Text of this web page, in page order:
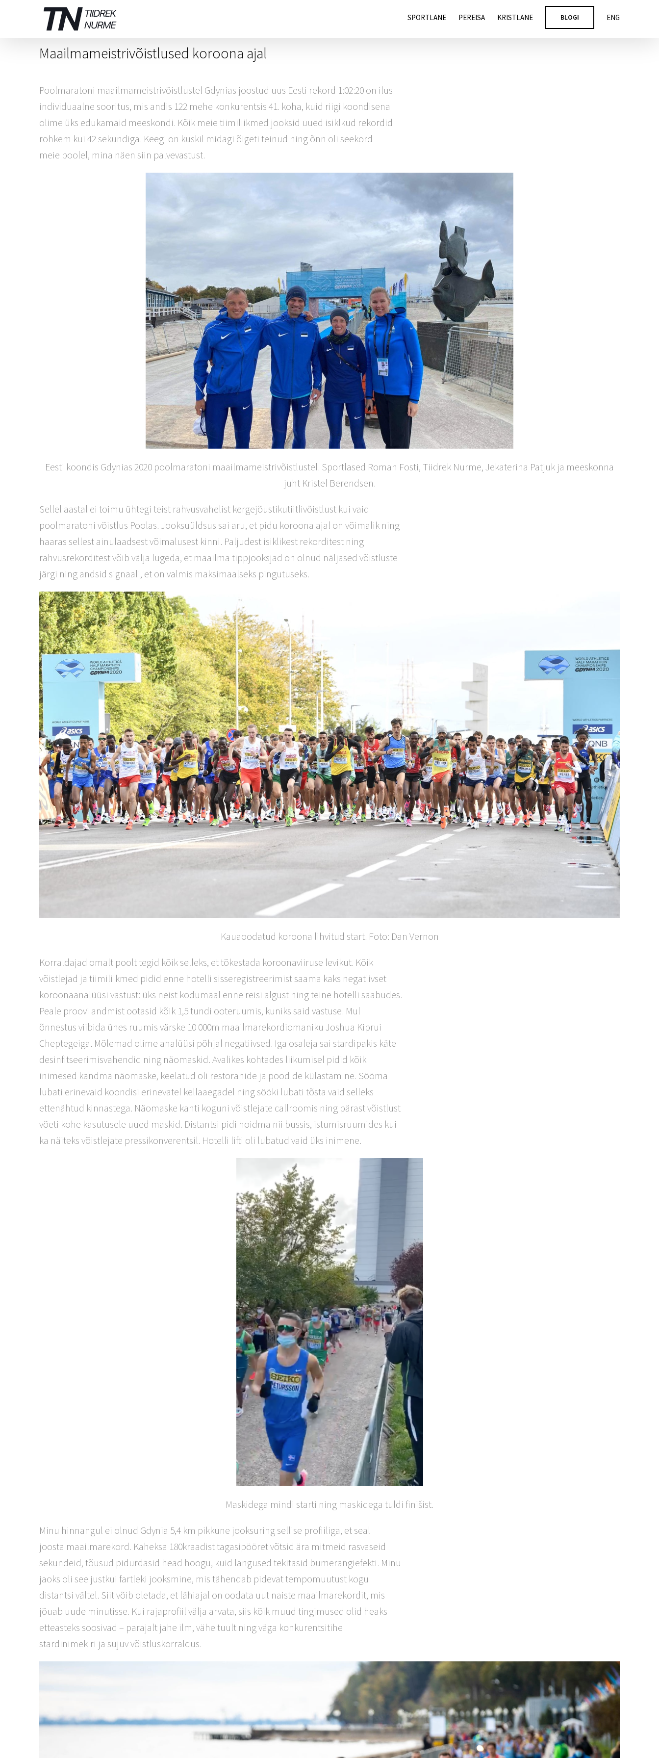
SPORTLANE PEREISA KRISTLANE BLOGI ENG
Maailmameistrivõistlused koroona ajal
Poolmaratoni maailmameistrivõistlustel Gdynias joostud uus Eesti rekord 1:02:20 on ilus
individuaalne sooritus, mis andis 122 mehe konkurentsis 41. koha, kuid riigi koondisena
olime üks edukamaid meeskondi. Kõik meie tiimiliikmed jooksid uued isiklkud rekordid
rohkem kui 42 sekundiga. Keegi on kuskil midagi õigeti teinud ning õnn oli seekord
meie poolel, mina näen siin palvevastust.
Eesti koondis Gdynias 2020 poolmaratoni maailmameistrivõistlustel. Sportlased Roman Fosti, Tiidrek Nurme, Jekaterina Patjuk ja meeskonna
juht Kristel Berendsen.
Sellel aastal ei toimu ühtegi teist rahvusvahelist kergejõustikutiitlivõistlust kui vaid
poolmaratoni võistlus Poolas. Jooksuüldsus sai aru, et pidu koroona ajal on võimalik ning
haaras sellest ainulaadsest võimalusest kinni. Paljudest isiklikest rekorditest ning
rahvusrekorditest võib välja lugeda, et maailma tippjooksjad on olnud näljased võistluste
järgi ning andsid signaali, et on valmis maksimaalseks pingutuseks.
Kauaoodatud koroona lihvitud start. Foto: Dan Vernon
Korraldajad omalt poolt tegid kõik selleks, et tõkestada koroonaviiruse levikut. Kõik
võistlejad ja tiimiliikmed pidid enne hotelli sisseregistreerimist saama kaks negatiivset
koroonaanalüüsi vastust: üks neist kodumaal enne reisi algust ning teine hotelli saabudes.
Peale proovi andmist ootasid kõik 1,5 tundi ooteruumis, kuniks said vastuse. Mul
õnnestus viibida ühes ruumis värske 10 000m maailmarekordiomaniku Joshua Kiprui
Cheptegeiga. Mõlemad olime analüüsi põhjal negatiivsed. Iga osaleja sai stardipakis käte
desinfitseerimisvahendid ning näomaskid. Avalikes kohtades liikumisel pidid kõik
inimesed kandma näomaske, keelatud oli restoranide ja poodide külastamine. Sööma
lubati erinevaid koondisi erinevatel kellaaegadel ning sööki lubati tõsta vaid selleks
ettenähtud kinnastega. Näomaske kanti koguni võistlejate callroomis ning pärast võistlust
võeti kohe kasutusele uued maskid. Distantsi pidi hoidma nii bussis, istumisruumides kui
ka näiteks võistlejate pressikonverentsil. Hotelli lifti oli lubatud vaid üks inimene.
Maskidega mindi starti ning maskidega tuldi finišist.
Minu hinnangul ei olnud Gdynia 5,4 km pikkune jooksuring sellise profiiliga, et seal
joosta maailmarekord. Kaheksa 180kraadist tagasipööret võtsid ära mitmeid rasvaseid
sekundeid, tõusud pidurdasid head hoogu, kuid langused tekitasid bumerangiefekti. Minu
jaoks oli see justkui fartleki jooksmine, mis tähendab pidevat tempomuutust kogu
distantsi vältel. Siit võib oletada, et lähiajal on oodata uut naiste maailmarekordit, mis
jõuab uude minutisse. Kui rajaprofiil välja arvata, siis kõik muud tingimused olid heaks
etteasteks soosivad – parajalt jahe ilm, vähe tuult ning väga konkurentsitihe
stardinimekiri ja sujuv võistluskorraldus.